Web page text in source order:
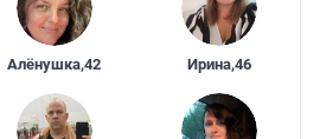
Алёнушка,42 Ирина,46